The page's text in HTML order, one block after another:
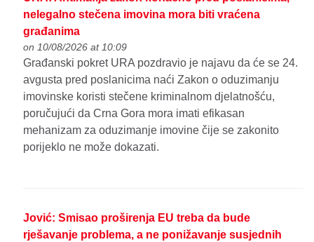
nelegalno stečena imovina mora biti vraćena
građanima
on 10/08/2026 at 10:09
Građanski pokret URA pozdravio je najavu da će se 24.
avgusta pred poslanicima naći Zakon o oduzimanju
imovinske koristi stečene kriminalnom djelatnošću,
poručujući da Crna Gora mora imati efikasan
mehanizam za oduzimanje imovine čije se zakonito
porijeklo ne može dokazati.
Jović: Smisao proširenja EU treba da bude
rješavanje problema, a ne ponižavanje susjednih